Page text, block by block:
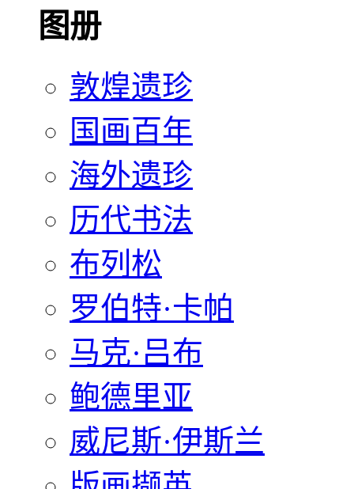
图册
敦煌遗珍
国画百年
海外遗珍
历代书法
布列松
罗伯特·卡帕
马克·吕布
鲍德里亚
威尼斯·伊斯兰